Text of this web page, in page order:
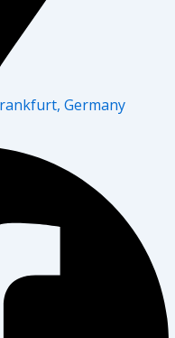
Germany